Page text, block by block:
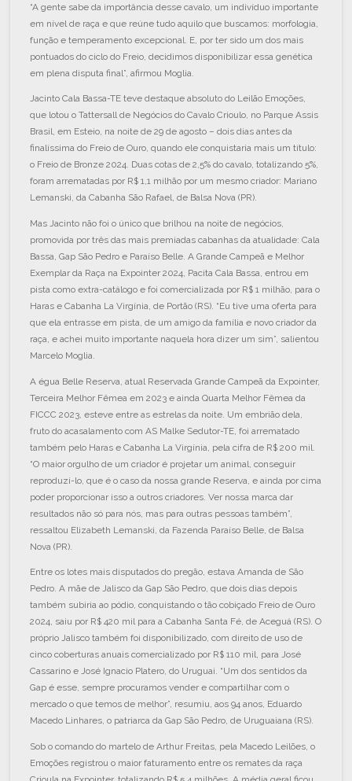
“A gente sabe da importância desse cavalo, um indivíduo importante
em nível de raça e que reúne tudo aquilo que buscamos: morfologia,
função e temperamento excepcional. E, por ter sido um dos mais
pontuados do ciclo do Freio, decidimos disponibilizar essa genética
em plena disputa final”, afirmou Moglia.
Jacinto Cala Bassa-TE teve destaque absoluto do Leilão Emoções,
que lotou o Tattersall de Negócios do Cavalo Crioulo, no Parque Assis
Brasil, em Esteio, na noite de 29 de agosto – dois dias antes da
finalíssima do Freio de Ouro, quando ele conquistaria mais um título:
o Freio de Bronze 2024. Duas cotas de 2,5% do cavalo, totalizando 5%,
foram arrematadas por R$ 1,1 milhão por um mesmo criador: Mariano
Lemanski, da Cabanha São Rafael, de Balsa Nova (PR).
Mas Jacinto não foi o único que brilhou na noite de negócios,
promovida por três das mais premiadas cabanhas da atualidade: Cala
Bassa, Gap São Pedro e Paraíso Belle. A Grande Campeã e Melhor
Exemplar da Raça na Expointer 2024, Pacita Cala Bassa, entrou em
pista como extra-catálogo e foi comercializada por R$ 1 milhão, para o
Haras e Cabanha La Virgínia, de Portão (RS). “Eu tive uma oferta para
que ela entrasse em pista, de um amigo da família e novo criador da
raça, e achei muito importante naquela hora dizer um sim”, salientou
Marcelo Moglia.
A égua Belle Reserva, atual Reservada Grande Campeã da Expointer,
Terceira Melhor Fêmea em 2023 e ainda Quarta Melhor Fêmea da
FICCC 2023, esteve entre as estrelas da noite. Um embrião dela,
fruto do acasalamento com AS Malke Sedutor-TE, foi arrematado
também pelo Haras e Cabanha La Virgínia, pela cifra de R$ 200 mil.
“O maior orgulho de um criador é projetar um animal, conseguir
reproduzi-lo, que é o caso da nossa grande Reserva, e ainda por cima
poder proporcionar isso a outros criadores. Ver nossa marca dar
resultados não só para nós, mas para outras pessoas também”,
ressaltou Elizabeth Lemanski, da Fazenda Paraíso Belle, de Balsa
Nova (PR).
Entre os lotes mais disputados do pregão, estava Amanda de São
Pedro. A mãe de Jalisco da Gap São Pedro, que dois dias depois
também subiria ao pódio, conquistando o tão cobiçado Freio de Ouro
2024, saiu por R$ 420 mil para a Cabanha Santa Fé, de Aceguá (RS). O
próprio Jalisco também foi disponibilizado, com direito de uso de
cinco coberturas anuais comercializado por R$ 110 mil, para José
Cassarino e José Ignacio Platero, do Uruguai. “Um dos sentidos da
Gap é esse, sempre procuramos vender e compartilhar com o
mercado o que temos de melhor”, resumiu, aos 94 anos, Eduardo
Macedo Linhares, o patriarca da Gap São Pedro, de Uruguaiana (RS).
Sob o comando do martelo de Arthur Freitas, pela Macedo Leilões, o
Emoções registrou o maior faturamento entre os remates da raça